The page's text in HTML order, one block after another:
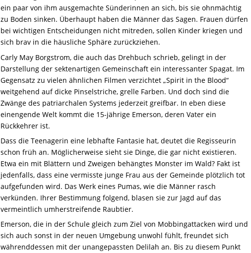
ein paar von ihm ausgemachte Sünderinnen an sich, bis sie ohnmächtig
zu Boden sinken. Überhaupt haben die Männer das Sagen. Frauen dürfen
bei wichtigen Entscheidungen nicht mitreden, sollen Kinder kriegen und
sich brav in die häusliche Sphäre zurückziehen.
Carly May Borgstrom, die auch das Drehbuch schrieb, gelingt in der
Darstellung der sektenartigen Gemeinschaft ein interessanter Spagat. Im
Gegensatz zu vielen ähnlichen Filmen verzichtet „Spirit in the Blood“
weitgehend auf dicke Pinselstriche, grelle Farben. Und doch sind die
Zwänge des patriarchalen Systems jederzeit greifbar. In eben diese
einengende Welt kommt die 15-jährige Emerson, deren Vater ein
Rückkehrer ist.
Dass die Teenagerin eine lebhafte Fantasie hat, deutet die Regisseurin
schon früh an. Möglicherweise sieht sie Dinge, die gar nicht existieren.
Etwa ein mit Blättern und Zweigen behängtes Monster im Wald? Fakt ist
jedenfalls, dass eine vermisste junge Frau aus der Gemeinde plötzlich tot
aufgefunden wird. Das Werk eines Pumas, wie die Männer rasch
verkünden. Ihrer Bestimmung folgend, blasen sie zur Jagd auf das
vermeintlich umherstreifende Raubtier.
Emerson, die in der Schule gleich zum Ziel von Mobbingattacken wird und
sich auch sonst in der neuen Umgebung unwohl fühlt, freundet sich
währenddessen mit der unangepassten Delilah an. Bis zu diesem Punkt